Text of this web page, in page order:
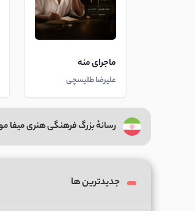
ماجرای منه
علیرضا طلیسچی
رسانهٔ بزرگ فرهنگی هنری میفا
جدیدترین ها